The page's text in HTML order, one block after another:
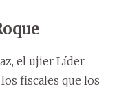
el ujier Líder
fiscales que los